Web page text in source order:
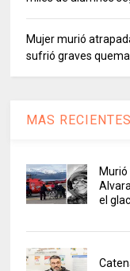
Mujer murió
sufrió graves
MAS RECIENTES
Murió
el